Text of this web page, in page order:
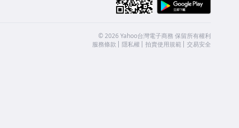
©2026 Yahoo台灣電子商務 保留所有權利
服務條款
隱私權 拍賣使用規範 交易安全